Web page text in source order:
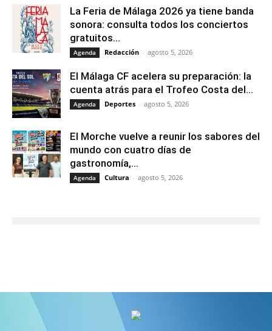
La Feria de Málaga 2026 ya tiene banda
sonora: consulta todos los conciertos
gratuitos...
Agenda Redacción - agosto 5, 2026
El Málaga CF acelera su preparación: la
cuenta atrás para el Trofeo Costa del...
Agenda Deportes - agosto 5, 2026
El Morche vuelve a reunir los sabores del
mundo con cuatro días de
gastronomía,...
Agenda Cultura - agosto 5, 2026